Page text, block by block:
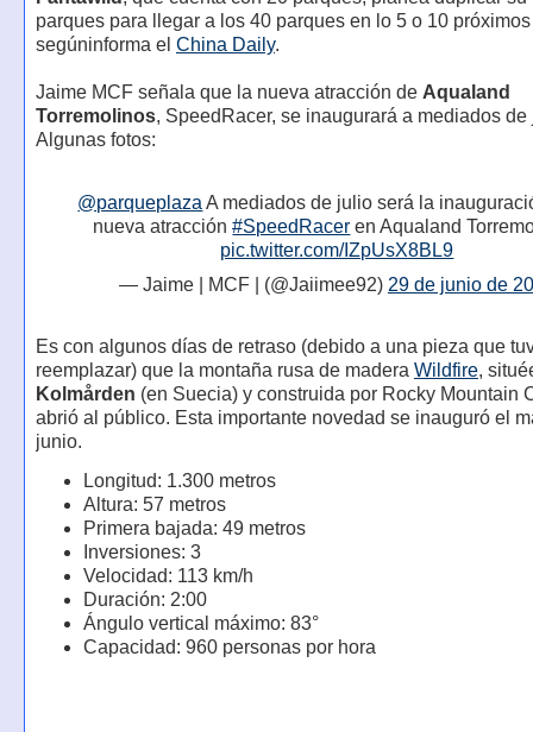
parques para llegar a los 40 parques en lo 5 o 10
segúninforma el China Daily.
Jaime MCF señala que la nueva atracción de Aqualand
Torremolinos, SpeedRacer, se inaugurará a mediados de
Algunas fotos:
@parqueplaza A mediados de julio será la
nueva atracción#SpeedRacer en Aqualand
pic.twitter.com/IZpUsX8BL9
— Jaime | MCF | (@Jaiimee92) 29 de junio de
Es con algunos días de retraso (debido a una pieza que
reemplazar) que la montaña rusa de madera Wildfire,
Kolmården (en Suecia) y construida por Rocky Mountain
abrió al público. Esta importante novedad se inauguró el
junio.
Longitud: 1.300 metros
Altura: 57 metros
Primera bajada: 49 metros
Inversiones: 3
Velocidad: 113 km/h
Duración: 2:00
Ángulo vertical máximo: 83°
Capacidad: 960 personas por hora